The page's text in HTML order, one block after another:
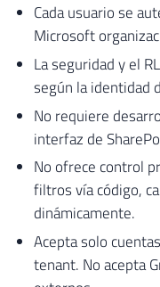
Cada usuario se
Microsoft
La seguridad y el
según la identidad
No requiere
interfaz de
No ofrece control
filtros vía código,
dinámicamente.
Acepta solo
tenant. No acepta